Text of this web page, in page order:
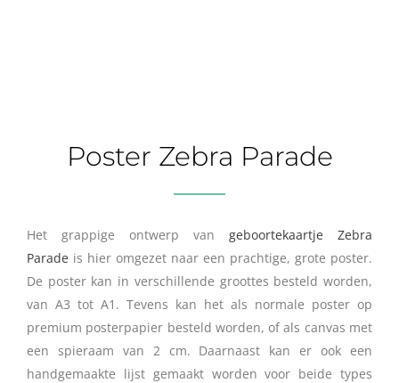
Poster Zebra Parade
Het grappige ontwerp van geboortekaartje Zebra
Parade is hier omgezet naar een prachtige, grote poster.
De poster kan in verschillende groottes besteld worden,
van A3 tot A1. Tevens kan het als normale poster op
premium posterpapier besteld worden, of als canvas met
een spieraam van 2 cm. Daarnaast kan er ook een
handgemaakte lijst gemaakt worden voor beide types